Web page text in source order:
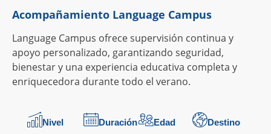
Acompañamiento Language Campus
Language Campus ofrece supervisión continua y
apoyo personalizado, garantizando seguridad,
bienestar y una experiencia educativa completa y
enriquecedora durante todo el verano.
Nivel Duración Edad Destino